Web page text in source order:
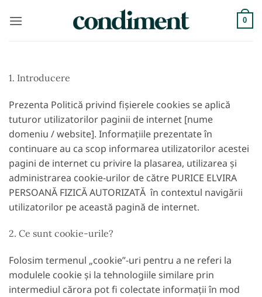
0
1. Introducere
Prezenta Politică privind fișierele cookies se aplică
tuturor utilizatorilor paginii de internet [nume
domeniu / website]. Informațiile prezentate în
continuare au ca scop informarea utilizatorilor acestei
pagini de internet cu privire la plasarea, utilizarea și
administrarea cookie-urilor de către PURICE ELVIRA
PERSOANĂ FIZICĂ AUTORIZATĂ în contextul navigării
utilizatorilor pe această pagină de internet.
2. Ce sunt cookie-urile?
Folosim termenul „cookie”-uri pentru a ne referi la
modulele cookie și la tehnologiile similare prin
intermediul cărora pot fi colectate informații în mod